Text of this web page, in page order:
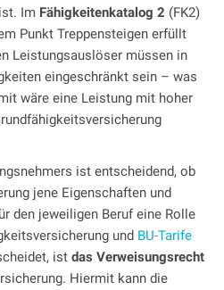
Im Fähigkeitenkatalog 2 (FK2)
Punkt Treppensteigen erfüllt
Leistungsauslöser müssen in
eingeschränkt sein – was
wäre eine Leistung mit hoher
ist entscheidend, ob
jene Eigenschaften und
den jeweiligen Beruf eine Rolle
und BU-Tarife
ist das Verweisungsrecht
Hiermit kann die